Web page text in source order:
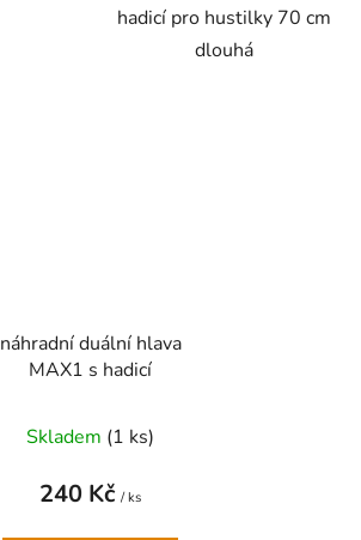
hadicí pro hustilky 70 cm
dlouhá
náhradní duální hlava
MAX1 s hadicí
Skladem (1 ks)
240 Kč / ks